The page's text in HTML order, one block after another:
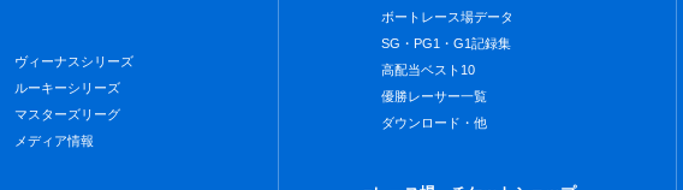
ヴィーナスシリーズ
ルーキーシリーズ
マスターズリーグ
メディア情報
ボートレース場データ
SG・PG1・G1記録集
高配当ベスト10
優勝レーサー一覧
ダウンロード・他